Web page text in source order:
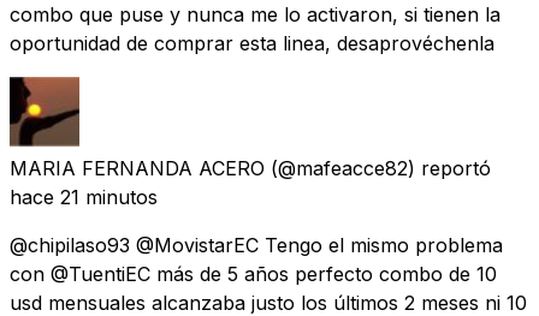
combo que puse y nunca me lo activaron, si tienen la
oportunidad de comprar esta linea, desaprovéchenla
MARIA FERNANDA ACERO (@mafeacce82) reportó
hace 21 minutos
@chipilaso93 @MovistarEC Tengo el mismo problema
con @TuentiEC más de 5 años perfecto combo de 10
usd mensuales alcanzaba justo los últimos 2 meses ni 10